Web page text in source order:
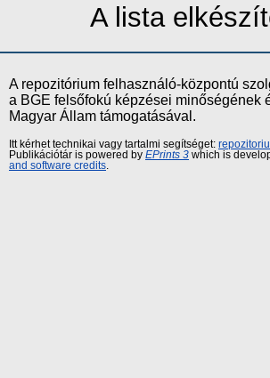
A lista
A repozitórium felhasználó-központú
a BGE felsőfokú képzései minőségének
Magyar Állam támogatásával.
Itt kérhet technikai vagy tartalmi segítséget:
Publikációtár is powered by EPrints 3 which is
and software credits